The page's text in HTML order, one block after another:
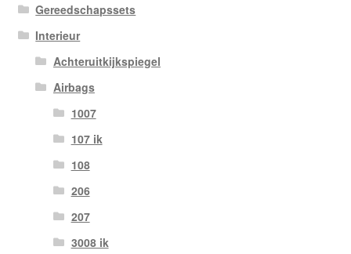
Gereedschapssets
Interieur
Achteruitkijkspiegel
Airbags
1007
107 ik
108
206
207
3008 ik